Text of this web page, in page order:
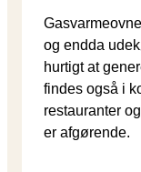
og endda
hurtigt at
findes også i
restauranter
er afgørende.